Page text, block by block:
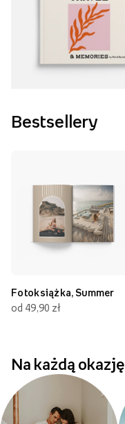
Bestsellery
Fotoksiążka, Summer
od 49,90 zł
Na każdą okazję